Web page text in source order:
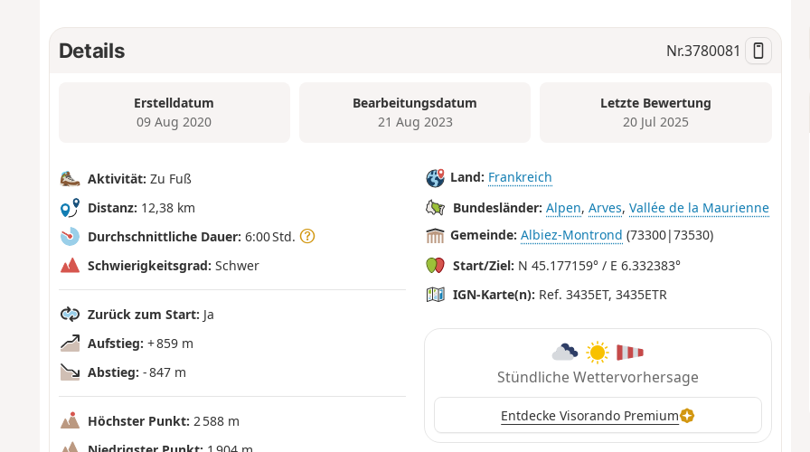
Details Nr.3780081
Erstelldatum
09 Aug 2020
Bearbeitungsdatum
21 Aug 2023
Letzte Bewertung
20 Jul 2025
Aktivität: Zu Fuß
Distanz: 12,38 km
Durchschnittliche Dauer: 6:00 Std.
Schwierigkeitsgrad: Schwer
Zurück zum Start: Ja
Aufstieg: + 859 m
Abstieg: - 847 m
Höchster Punkt: 2 588 m
Land: Frankreich
Bundesländer: Alpen,Arves,Vallée de la Maurienne
Gemeinde: Albiez-Montrond (73300|73530)
Start/Ziel: N 45.177159° / E 6.332383°
IGN-Karte(n): Ref. 3435ET, 3435ETR
Stündliche Wettervorhersage
Entdecke Visorando Premium